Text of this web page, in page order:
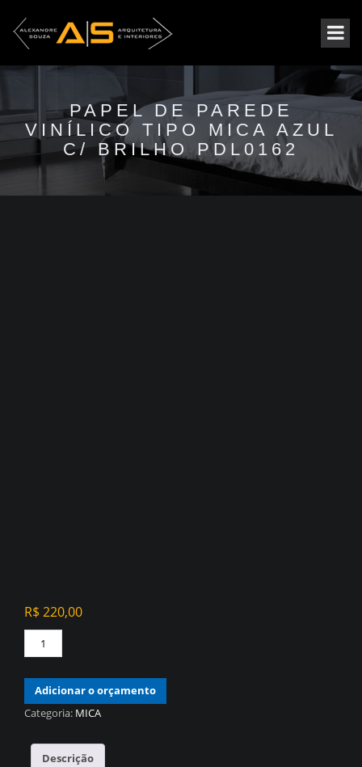
PAPEL DE PAREDE
VINÍLICO TIPO MICA AZUL
C/ BRILHO PDL0162
R$ 220,00
PAPEL
DE
PAREDE
VINÍLICO
TIPO
AZUL
Adicionar o orçamento
Categoria: MICA
Descrição